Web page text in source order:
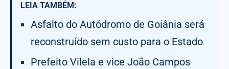
LEIA TAMBÉM:
Asfalto do Autódromo de Goiânia será
reconstruído sem custo para o Estado
Prefeito Vilela e vice João Campos